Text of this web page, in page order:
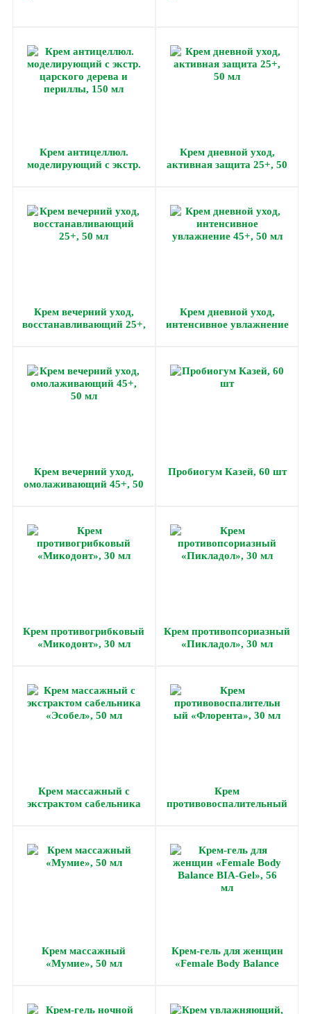
Крем антицеллюл.
моделирующий с экстр.
Крем дневной уход,
активная защита 25+, 50
Крем вечерний уход,
восстанавливающий 25+,
Крем дневной уход,
интенсивное увлажнение
Крем вечерний уход,
омолаживающий 45+, 50
Пробиогум Казей, 60 шт
Крем противогрибковый
«Микодонт», 30 мл
Крем противопсориазный
«Пикладол», 30 мл
Крем массажный с
экстрактом сабельника
Крем
противовоспалительный
Крем массажный
«Мумие», 50 мл
Крем-гель для женщин
«Female Body Balance